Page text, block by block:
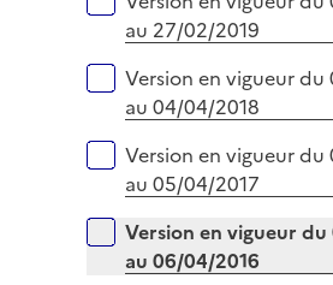
au 27/02/2019
Version en vigueur
au 04/04/2018
Version en vigueur
au 05/04/2017
Version en vigueur du
au 06/04/2016